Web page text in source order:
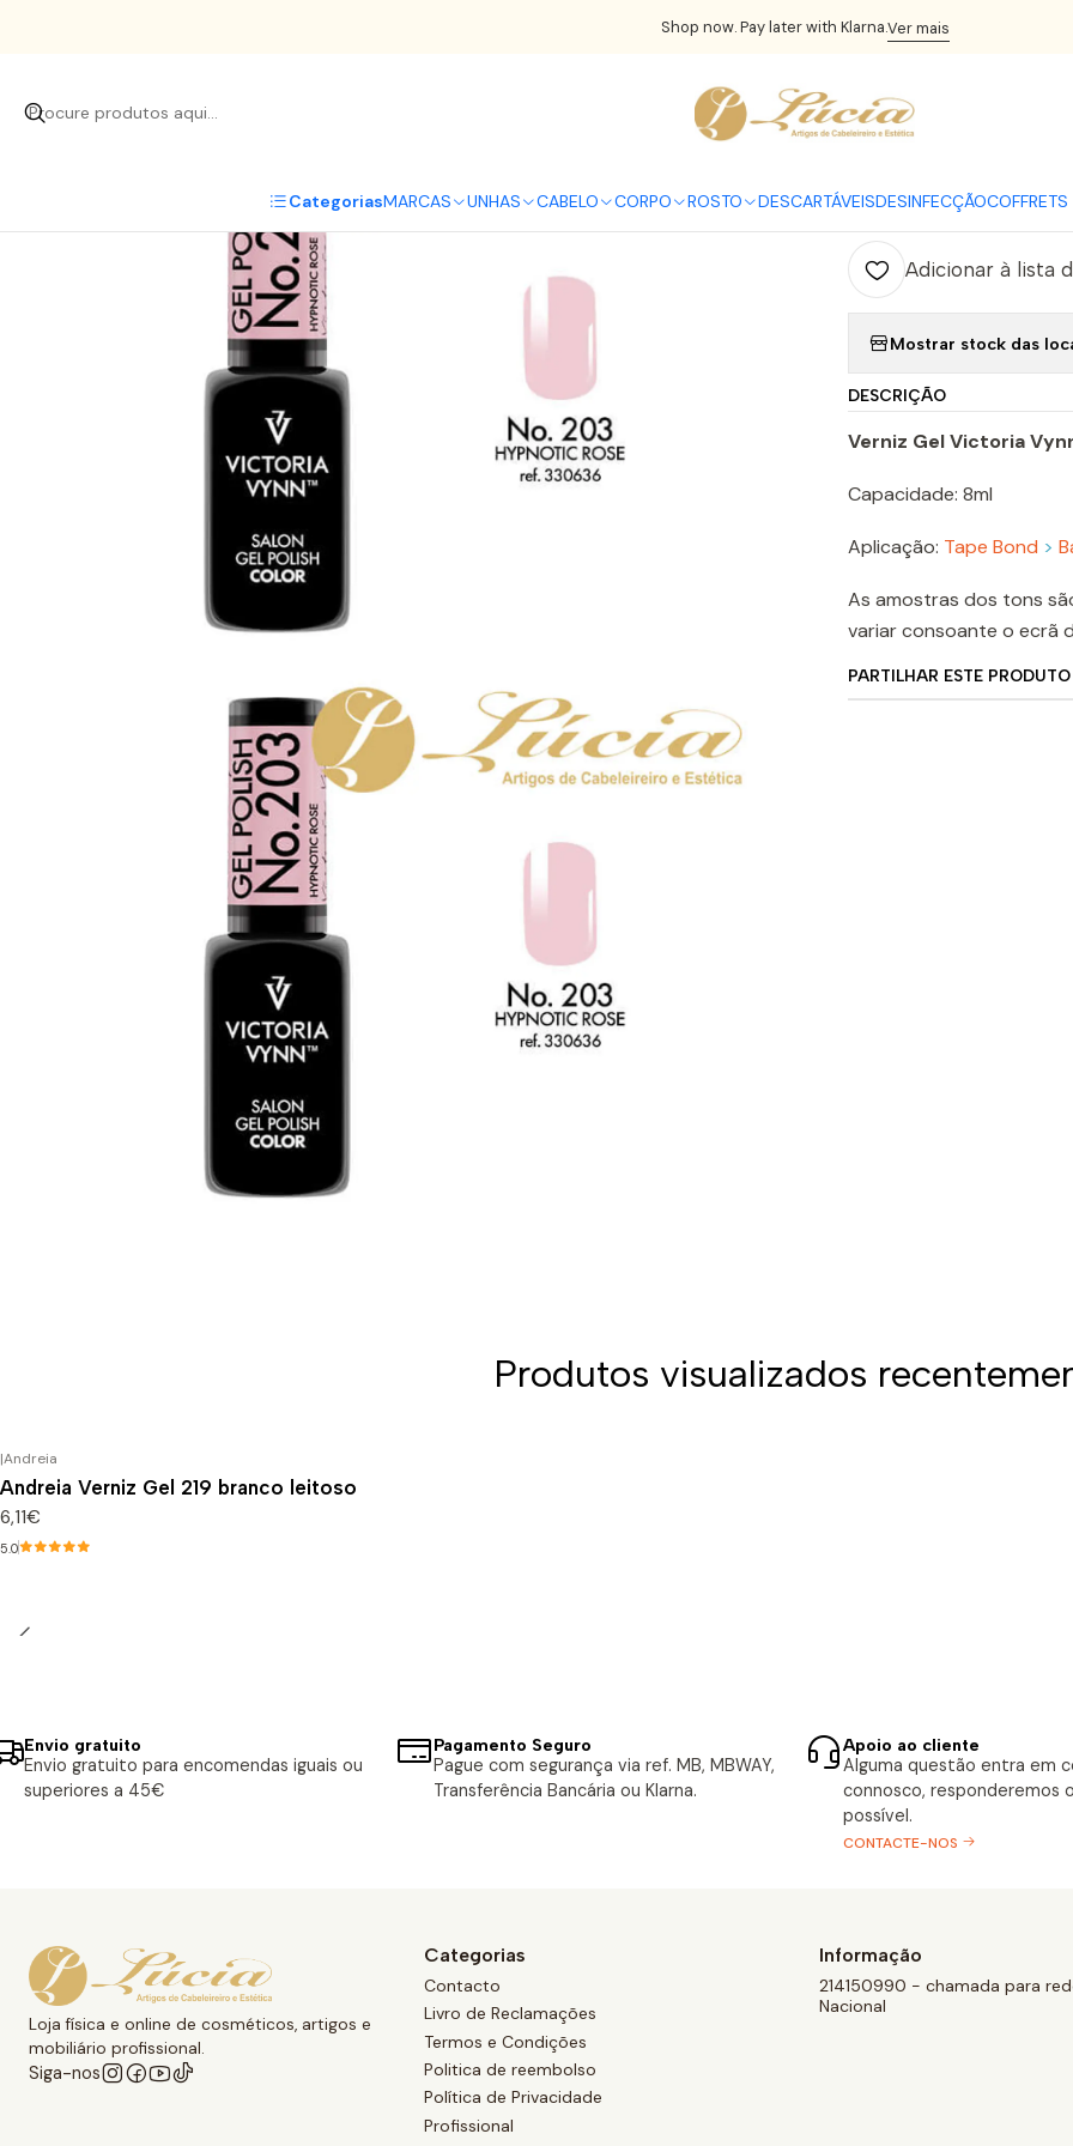
CategoriasMARCAS UNHAS CABELO CORPO ROSTO DESCARTÁVEISDESINFECÇÃO
Shop now. Pay later with Klarna.Ver mais
Verniz Gel Victoria Vynn Victoria Vynn Gel Polish
|
Victoria
Quantidade
Adicionar à lista
Mostrar stock das
DESCRIÇÃO
Verniz Gel Victoria
Capacidade: 8ml
Aplicação: Tape Bond >
As amostras dos tons
variar consoante o ecrã
PARTILHAR ESTE PRODUTO
Produtos visualizados
|Andreia
Andreia Verniz Gel 219 branco leitoso
6,11€
5.0
Envio gratuito
Envio gratuito para encomendas iguais ou
superiores a 45€
Pagamento Seguro
Pague com segurança via ref. MB, MBWAY,
Transferência Bancária ou Klarna.
Apoio ao cliente
Alguma questão entra em
connosco, responderemos
possível.
CONTACTE-NOS
Loja física e online de cosméticos, artigos e
mobiliário profissional.
Siga-nos
Categorias
Contacto
Livro de Reclamações
Termos e Condições
Politica de reembolso
Política de Privacidade
Profissional
Informação
214150990 - chamada para
Nacional